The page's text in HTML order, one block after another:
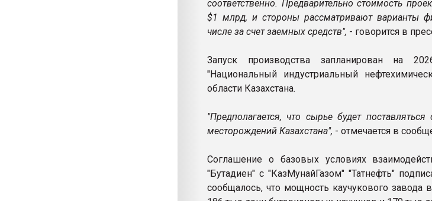
соответственно. Предварительно стоимость
$1 млрд, и стороны рассматривают варианты
числе за счет заемных средств", - говорится в
Запуск производства запланирован на
"Национальный индустриальный
области Казахстана.
"Предполагается, что сырье будет
месторождений Казахстана", - отмечается в
Соглашение о базовых условиях
"Бутадиен" с "КазМунайГазом" "Татнефть"
сообщалось, что мощность каучукового завода